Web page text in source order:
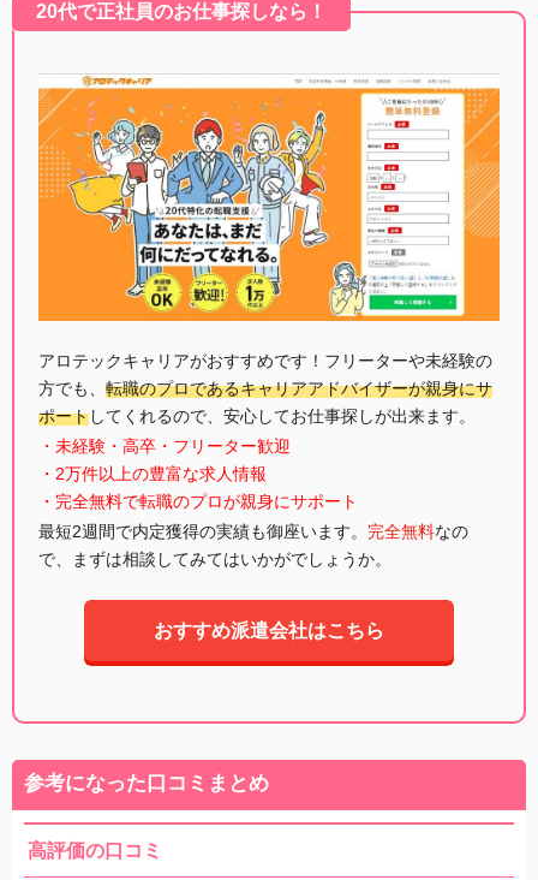
20代で正社員のお仕事探しなら！
アロテックキャリアがおすすめです！フリーターや未経験の
方でも、 転職のプロであるキャリアアドバイザーが親身にサ
ポートしてくれるので、安心してお仕事探しが出来ます。
・未経験・高卒・フリーター歓迎
・2万件以上の豊富な求人情報
・完全無料で転職のプロが親身にサポート
最短2週間で内定獲得の実績も御座います。 完全無料なの
で、まずは相談してみてはいかがでしょうか。
おすすめ派遣会社はこちら
参考になった口コミまとめ
高評価の口コミ